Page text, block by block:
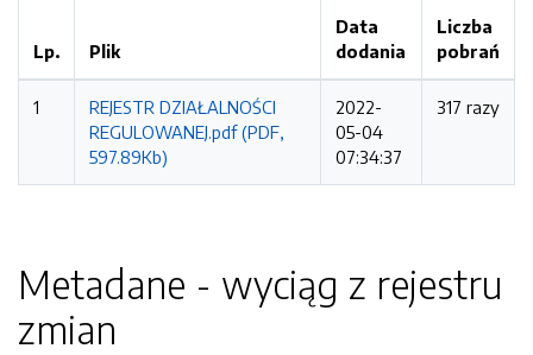
Lp. Plik
Data
dodania
Liczba
pobrań
1
REJESTR DZIAŁALNOŚCI
REGULOWANEJ.pdf (PDF,
597.89Kb)
2022-
05-04
07:34:37
317 razy
Metadane - wyciąg z rejestru
zmian